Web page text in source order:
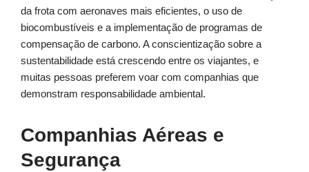
da frota com aeronaves mais eficientes, o uso de
biocombustíveis e a implementação de programas de
compensação de carbono. A conscientização sobre a
sustentabilidade está crescendo entre os viajantes, e
muitas pessoas preferem voar com companhias que
demonstram responsabilidade ambiental.
Companhias Aéreas e
Segurança